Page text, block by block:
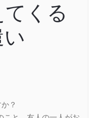
くる
？